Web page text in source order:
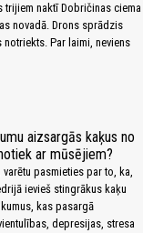
trijiem naktī Dobričinas ciema
novadā. Drons sprādzis
notriekts. Par laimi, neviens
aizsargās kaķus no
ar mūsējiem?
pasmieties par to, ka,
ievieš stingrākus kaķu
kas pasargā
depresijas, stresa